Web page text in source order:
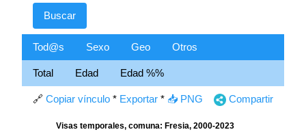
Tod@s Sexo Geo Otros
Total Edad Edad %%
🔗 Copiar vínculo * Exportar * 📥 PNG Compartir
Visas temporales, comuna: Fresia, 2000-2023